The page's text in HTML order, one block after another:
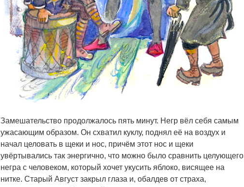
Замешательство продолжалось пять минут. Негр вёл себя самым
ужасающим образом. Он схватил куклу, поднял её на воздух и
начал целовать в щеки и нос, причём этот нос и щеки
увёртывались так энергично, что можно было сравнить целующего
негра с человеком, который хочет укусить яблоко, висящее на
нитке. Старый Август закрыл глаза и, обалдев от страха,